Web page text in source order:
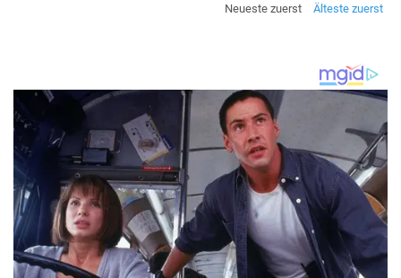
Neueste zuerst
Älteste zuerst